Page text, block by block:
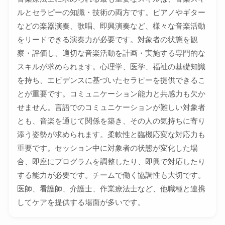
ルとセラピーの知識・技術の両方です。ピアノやギター
などの楽器演奏、歌唱、即興演奏など、様々な音楽活動
をリードできる演奏力が必要です。対象者の状態を観
察・評価し、適切な音楽活動を計画・実施する専門的な
スキルが求められます。心理学、医学、福祉の基礎知識
を持ち、エビデンスに基づいたセラピーを提供できるこ
とが重要です。コミュニケーション能力と共感力も欠か
せません。言語でのコミュニケーションが難しい対象者
とも、音楽を通じて関係を築き、その人の気持ちに寄り
添う姿勢が求められます。柔軟性と臨機応変な対応力も
重要です。セッション中に対象者の状態が変化した場
合、即座にプログラムを調整したり、即興で対応したり
する能力が必要です。チームで働く協調性も大切です。
医師、看護師、介護士、作業療法士など、他職種と連携
してケアを提供する場面が多いです。